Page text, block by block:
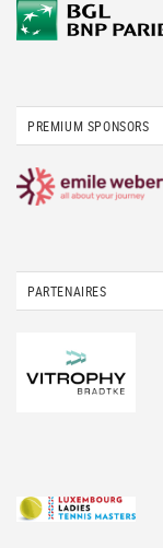
PREMIUM SPONSORS
PARTENAIRES